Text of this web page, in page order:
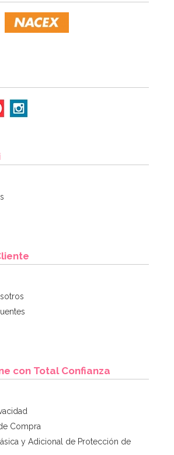
con Total Confianza
Compra
y Adicional de Protección de